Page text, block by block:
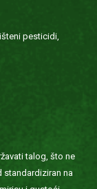
pesticidi,
talog, što ne
standardiziran na